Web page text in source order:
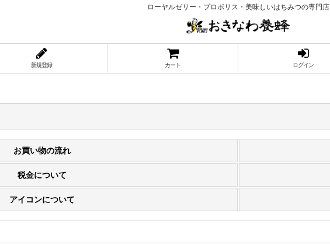
ローヤルゼリー・プロポリス・美味しいはちみつの専門店
新規登録 カート ログイン
お買い物の流れ
税金について
アイコンについて